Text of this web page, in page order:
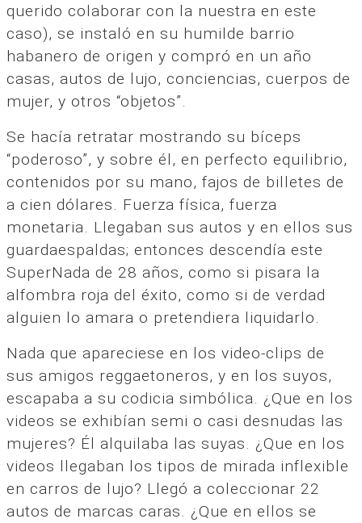
querido colaborar con la nuestra en este
caso), se instaló en su humilde barrio
habanero de origen y compró en un año
casas, autos de lujo, conciencias, cuerpos de
mujer, y otros “objetos”.
Se hacía retratar mostrando su bíceps
“poderoso”, y sobre él, en perfecto equilibrio,
contenidos por su mano, fajos de billetes de
a cien dólares. Fuerza física, fuerza
monetaria. Llegaban sus autos y en ellos sus
guardaespaldas; entonces descendía este
SuperNada de 28 años, como si pisara la
alfombra roja del éxito, como si de verdad
alguien lo amara o pretendiera liquidarlo.
Nada que apareciese en los video-clips de
sus amigos reggaetoneros, y en los suyos,
escapaba a su codicia simbólica. ¿Que en los
videos se exhibían semi o casi desnudas las
mujeres? Él alquilaba las suyas. ¿Que en los
videos llegaban los tipos de mirada inflexible
en carros de lujo? Llegó a coleccionar 22
autos de marcas caras. ¿Que en ellos se